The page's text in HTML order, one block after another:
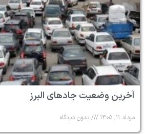
آخرین وضعیت جادهای البرز
مرداد ۱۱, ۱۴۰۵ بدون دیدگاه